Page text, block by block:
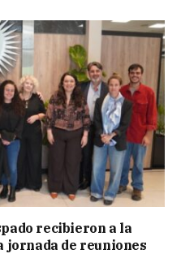
recibieron a la
jornada de reuniones